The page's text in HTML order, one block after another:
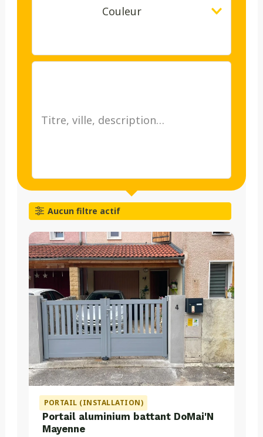
Couleur
Aucun filtre actif
PORTAIL (INSTALLATION)
Portail aluminium battant DoMai'N
Mayenne